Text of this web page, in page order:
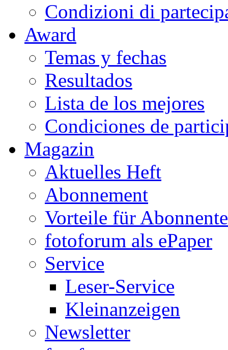
Condizioni di
Award
Temas y fechas
Resultados
Lista de los mejores
Condiciones de
Magazin
Aktuelles Heft
Abonnement
Vorteile für
fotoforum als ePaper
Service
Leser-Service
Kleinanzeigen
Newsletter